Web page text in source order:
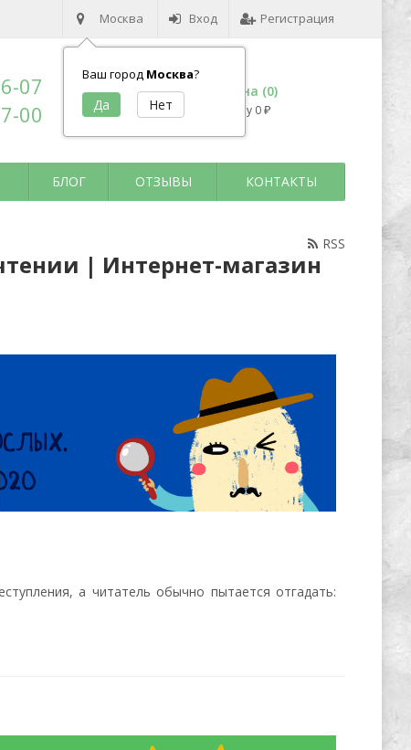
Москва
Ваш город Москва?
Вход Регистрация
07
00
Корзина (0)
на сумму 0 ₽
БЛОГ ОТЗЫВЫ КОНТАКТЫ
RSS
| Интернет-магазин
а читатель обычно пытается отгадать: